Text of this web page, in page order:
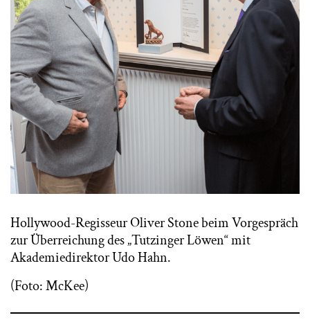
Hollywood-Regisseur Oliver Stone beim Vorgespräch
zur Überreichung des „Tutzinger Löwen“ mit
Akademiedirektor Udo Hahn.
(Foto: McKee)